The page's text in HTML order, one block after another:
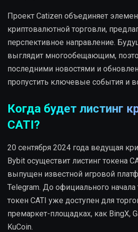
Проект Catizen объединяет
криптовалютной торговли,
перспективное направление.
выглядит многообещающим,
последними новостями и
пропустить ключевые события и
Когда будет листинг
CATI?
20 сентября 2024 года ведущая
Bybit осуществит листинг токена
выпущен известной игровой
Telegram. До официального начала
токен CATI уже доступен для
премаркет-площадках, как BingX,
KuCoin.